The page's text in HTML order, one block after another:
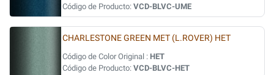
Código de Producto: VCD-BLVC-UME
CHARLESTONE GREEN MET (L.ROVER) HET
Código de Color Original : HET
Código de Producto: VCD-BLVC-HET